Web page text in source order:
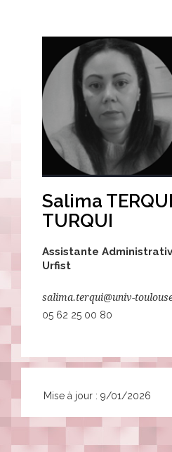
Salima
TURQUI
Assistante
Urfist
salima.terqui@univ-
05 62 25 00 80
Mise à jour : 9/01/2026